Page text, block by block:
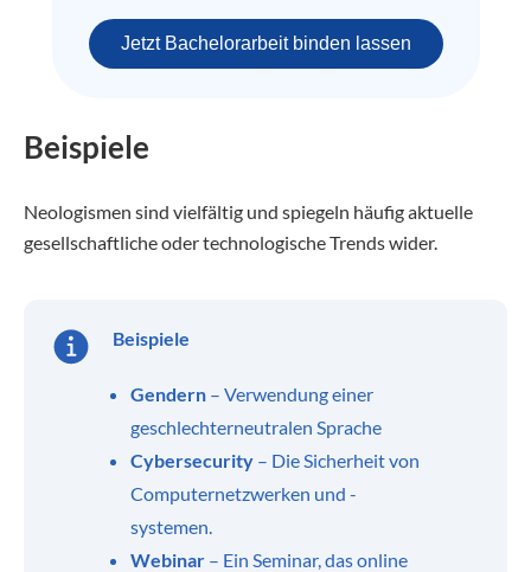
Jetzt Bachelorarbeit binden lassen
Beispiele
Neologismen sind vielfältig und spiegeln häufig aktuelle
gesellschaftliche oder technologische Trends wider.
Beispiele
Gendern – Verwendung einer
geschlechterneutralen Sprache
Cybersecurity – Die Sicherheit von
Computernetzwerken und -
systemen.
Webinar – Ein Seminar, das online